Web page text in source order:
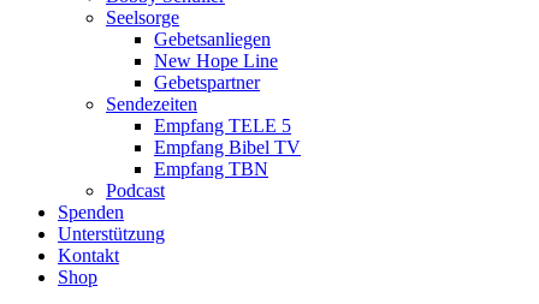
Seelsorge
Gebetsanliegen
New Hope Line
Gebetspartner
Sendezeiten
Empfang TELE 5
Empfang Bibel TV
Empfang TBN
Podcast
Spenden
Unterstützung
Kontakt
Shop